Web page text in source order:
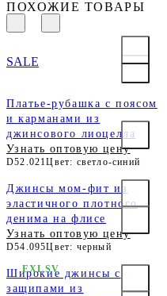
ПОХОЖИЕ ТОВАРЫ
Платье-рубашка с поясом
и карманами из
джинсового лиоцелла
Узнать оптовую цену
D52.021Цвет: светло-синий
SALE
Джинсы мом-фит из
эластичного плотного
денима на флисе
Узнать оптовую цену
D54.095Цвет: черный
Широкие джинсы с
защипами из
EXLSV